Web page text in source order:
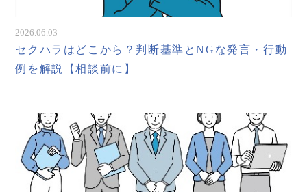
2026.06.03
セクハラはどこから？判断基準とNGな発言・行動
例を解説【相談前に】